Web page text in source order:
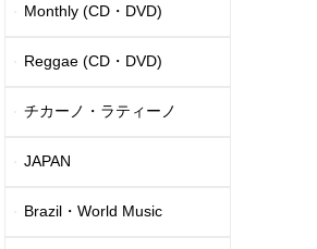
Monthly (CD・DVD)
Reggae (CD・DVD)
チカーノ・ラティーノ
JAPAN
Brazil・World Music